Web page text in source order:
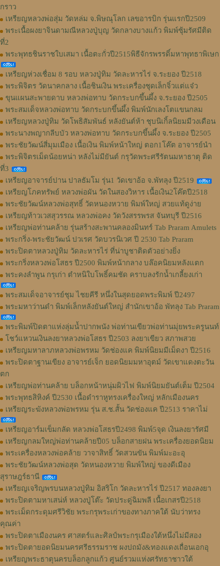
กราว
เหรียญหลวงพ่อสุ่ม วัดหล่ม จ.พิษณุโลก เลขอารบิก รุ่นแรกปี2509
พระเนื้อผงยาจินดามณีหลวงปู่บุญ วัดกลางบางแก้ว พิมพ์ซุ้มรัศมีติด
ที่2
พระพุทธชินราชใบเสมา เนื้อตะกั่วปี2515พิธีจักรพรรดิ์มหาพุทธาพิเษก
เหรียญห่วงเชื่อม 8 รอบ หลวงปู่ทิม วัดละหารไร่ จ.ระยอง ปี2518
พระพิจิตร วัดนาคกลาง เนื้อชินเงิน พระเครื่องชุดเล็กจิ๋วแต่แจ๋ว
ขุนแผนสะพายดาบ หลวงพ่อทาบ วัดกระบกขึ้นผึ้ง จ.ระยอง ปี2505
พระสมเด็จหลวงพ่อทาบ วัดกระบกขึ้นผึ้ง พิมพ์นักเลงโตแขนกลม
เหรียญหลวงปู่ทิม วัดโพธิสัมพันธ์ หลังยันต์ห้า ชุบนิเกิ้ลนิยมมีวงเดือน
พระนางพญากลีบบัว หลวงพ่อทาบ วัดกระบกขึ้นผึ้ง จ.ระยอง ปี2505
พระชัยวัฒน์สี่มุมเมือง เนื้อเงิน พิมพ์หน้าใหญ่ ตอก1โค๊ต อาจารย์นำ
พระพิจิตรเม็ดน้อยหน่า หลังไม่มียันต์ กรุวัดพระศรีรัตนมหาธาตุ ติด
ที่3
เหรียญอาจารย์ปาน ปาลธัมโม รุ่น1 วัดเขาอ้อ จ.พัทลุง ปี2519
เหรียญโภคทรัพย์ หลวงพ่อผัน วัดในสองวิหาร เนื้อเงิน2โค๊ตปี2518
พระชัยวัฒน์หลวงพ่อสุทธิ์ วัดหนองหวาย พิมพ์ใหญ่ สวยแท้ดูง่าย
เหรียญท้าวเวสสุวรรณ หลวงพ่อคง วัดวังสรรพรส จันทบุรี ปี2516
เหรียญพ่อท่านคล้าย รุ่นสร้างสะพานคลองมินทร์ Tab Praram Amulets
พระกริ่ง-พระชัยวัฒน์ ปวเรศ วัดบวรนิเวศ ปี 2530 Tab Praram
พระปิดตาหลวงปู่ทิม วัดละหารไร่ ที่น่าบูชาติดตัวอย่างยิ่ง
พระกริ่งหลวงพ่อโสธร ปี2500 พิมพ์หน้ากลาง บล๊อคนิยมหลังแตก
พระคงลำพูน กรุเก่า ตำหนิใบโพธิ์คมชัด คราบลงรักน้ำเกลี้ยงเก่า
พระสมเด็จอาจารย์ชุม ไชยคีรี หนึ่งในสุดยอดพระพิมพ์ ปี2497
พระมหาว่านดำ พิมพ์เล็กหลังยันต์ใหญ่ สำนักเขาอ้อ พัทลุง Tab Praram
พระพิมพ์ปิดตาแห่งลุ่มน้ำปากพนัง พ่อท่านเขียวพ่อท่านมุ่ยพระครูนนท์
โชว์แหวนเงินลงยาหลวงพ่อโสธร ปี2503 ลงยาเขียว สภาพสวย
เหรียญมหาลาภหลวงพ่อพรหม วัดช่องแค พิมพ์นิยมมีเม็ดงา ปี2516
พระปิดตาฐานเขียง อาจารย์เจ็ก ยอดนิยมมหาอุตม์ วัดเขาแดงตะวัน
ตก
เหรียญพ่อท่านคล้าย บล็อกหน้าหนุ่มผิวไฟ พิมพ์นิยมยันต์เต็ม ปี2504
พระพุทธสิหิงค์ ปี2530 เนื้อดำราหูทรงเครื่องใหญ่ หลักเมืองนคร
เหรียญระฆังหลวงพ่อพรหม รุ่น ส.ช.สั้น วัดช่องแค ปี2513 ราคาไม่
เหรียญอาร์มเข็มกลัด หลวงพ่อโสธรปี2498 พิมพ์5จุด เงินลงยารัศมี
เหรียญกลมใหญ่พ่อท่านคล้ายปี05 บล็อกสายฝน พระเครื่องยอดนิยม
พระเครื่องหลวงพ่อคล้าย วาจาสิทธิ์ วัดสวนขัน พิมพ์มะอะอุ
พระชัยวัฒน์หลวงพ่อสุด วัดหนองหวาย พิมพ์ใหญ่ ของดีเมือง
สุราษฎร์ธานี
เหรียญเจริญพรบนหลวงปู่ทิม อิสริโก วัดละหารไร่ ปี2517 ทองลงยา
พระปิดตามหาเสน่ห์ หลวงปู่โต๊ะ วัดประดู่ฉิมพลี เนื้อเกสรปี2518
พระเม็ดกระดุมศรีวิชัย พระกรุพระเก่าของทางภาคใต้ นับว่าทรง
คุณค่า
พระปิดตาเมืองนคร ศาสตร์และศิลป์พระกรุเมืองใต้หนึ่งไม่มีสอง
พระปิดตายอดนิยมนครศรีธรรมราช ผงปถมัง&ทองแดงเถื่อนเอกอุ
เหรียญพระธาตุนครบล็อกลูกแก้ว ศูนย์รวมแห่งศรัทธาชาวใต้